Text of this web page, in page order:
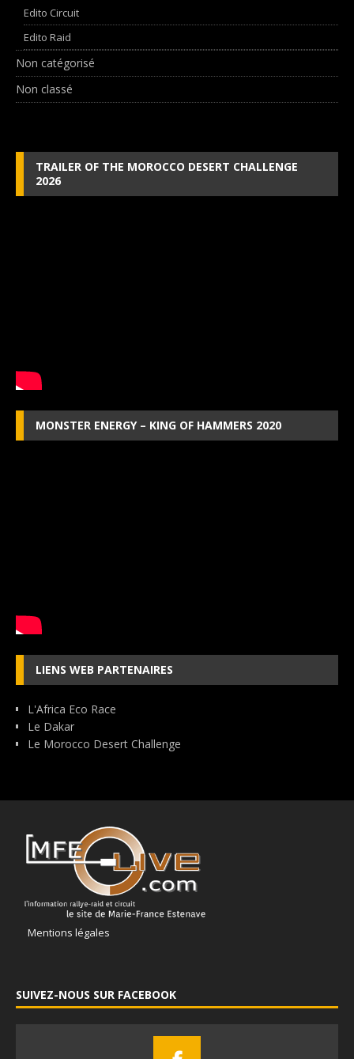
Edito Circuit
Edito Raid
Non catégorisé
Non classé
TRAILER OF THE MOROCCO DESERT CHALLENGE
2026
MONSTER ENERGY – KING OF HAMMERS 2020
LIENS WEB PARTENAIRES
L'Africa Eco Race
Le Dakar
Le Morocco Desert Challenge
Mentions légales
SUIVEZ-NOUS SUR FACEBOOK